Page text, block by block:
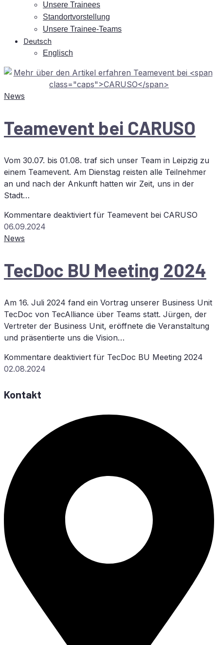
Un­se­re Trainees
Stand­ort­vor­stel­lung
Un­se­re Trainee-Teams
Deutsch
Eng­lisch
News
Team­e­vent bei CARUSO
Vom 30.07. bis 01.08. traf sich unser Team in Leipzig zu
einem Teamevent. Am Dienstag reisten alle Teilnehmer
an und nach der Ankunft hatten wir Zeit, uns in der
Stadt…
Kommentare deaktiviert für Team­e­vent bei CARUSO
06.09.2024
News
Tec­Doc BU Mee­ting 2024
Am 16. Juli 2024 fand ein Vortrag unserer Business Unit
TecDoc von TecAlliance über Teams statt. Jürgen, der
Vertreter der Business Unit, eröffnete die Veranstaltung
und präsentierte uns die Vision…
Kommentare deaktiviert für Tec­Doc BU Mee­ting 2024
02.08.2024
Kontakt